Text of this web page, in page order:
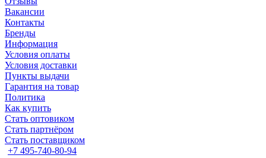
Вакансии
Контакты
Бренды
Информация
Условия оплаты
Условия доставки
Пункты выдачи
Гарантия на товар
Политика
Как купить
Стать оптовиком
Стать партнёром
Стать поставщиком
+7 495-740-80-94